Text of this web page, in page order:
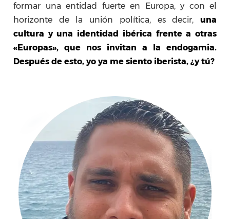
formar una entidad fuerte en Europa, y con el
horizonte de la unión política, es decir, una
cultura y una identidad ibérica frente a otras
«Europas», que nos invitan a la endogamia.
Después de esto, yo ya me siento iberista, ¿y tú?